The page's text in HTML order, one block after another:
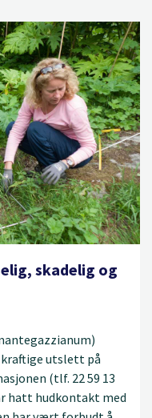
skadelig og
utslett på
(tlf. 22 59 13
hatt hudkontakt med